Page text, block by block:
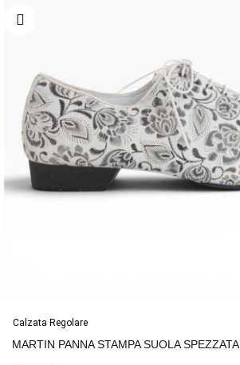
Calzata Regolare
MARTIN PANNA STAMPA SUOLA SPEZZATA